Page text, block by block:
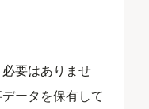
要はありませ
ータを保有して